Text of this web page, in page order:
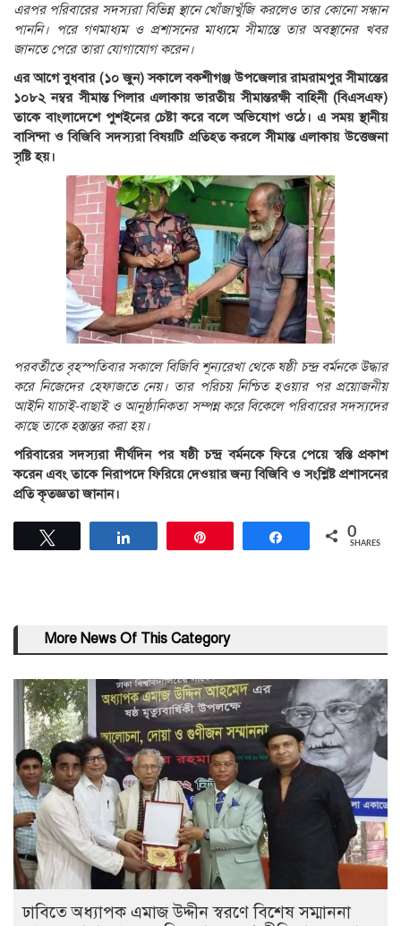
এরপর পরিবারের সদস্যরা বিভিন্ন স্থানে খোঁজাখুঁজি করলেও তার কোনো সন্ধান
পাননি। পরে গণমাধ্যম ও প্রশাসনের মাধ্যমে সীমান্তে তার অবস্থানের খবর
জানতে পেরে তারা যোগাযোগ করেন।
এর আগে বুধবার (১০ জুন) সকালে বকশীগঞ্জ উপজেলার রামরামপুর সীমান্তের
১০৮২ নম্বর সীমান্ত পিলার এলাকায় ভারতীয় সীমান্তরক্ষী বাহিনী (বিএসএফ)
তাকে বাংলাদেশে পুশইনের চেষ্টা করে বলে অভিযোগ ওঠে। এ সময় স্থানীয়
বাসিন্দা ও বিজিবি সদস্যরা বিষয়টি প্রতিহত করলে সীমান্ত এলাকায় উত্তেজনা
সৃষ্টি হয়।
পরবর্তীতে বৃহস্পতিবার সকালে বিজিবি শূন্যরেখা থেকে ষষ্ঠী চন্দ্র বর্মনকে উদ্ধার
করে নিজেদের হেফাজতে নেয়। তার পরিচয় নিশ্চিত হওয়ার পর প্রয়োজনীয়
আইনি যাচাই-বাছাই ও আনুষ্ঠানিকতা সম্পন্ন করে বিকেলে পরিবারের সদস্যদের
কাছে তাকে হস্তান্তর করা হয়।
পরিবারের সদস্যরা দীর্ঘদিন পর ষষ্ঠী চন্দ্র বর্মনকে ফিরে পেয়ে স্বস্তি প্রকাশ
করেন এবং তাকে নিরাপদে ফিরিয়ে দেওয়ার জন্য বিজিবি ও সংশ্লিষ্ট প্রশাসনের
প্রতি কৃতজ্ঞতা জানান।
Share 0
SHARES
More News Of This Category
ঢাবিতে অধ্যাপক এমাজ উদ্দীন স্বরণে বিশেষ সম্মাননা